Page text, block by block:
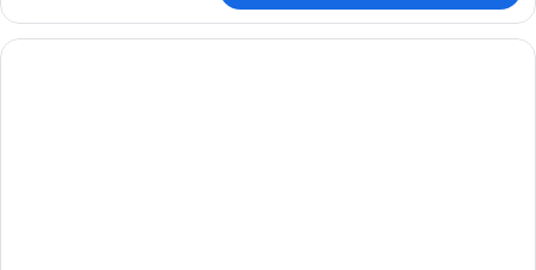
lake
view